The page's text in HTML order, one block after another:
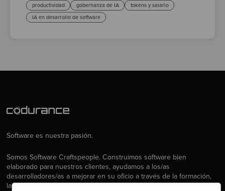
productividad gobernanza de IA
tokens y salario
IA en desarrollo de software
Software es nuestra pasión.
Somos Software Craftspeople. Construimos software bien
elaborado para nuestros clientes, ayudamos a los/as
desarrolladores/as a mejorar en su oficio a través de la formación,
la orientación y la tutoría. Ayudamos a las empresas a mejorar en la